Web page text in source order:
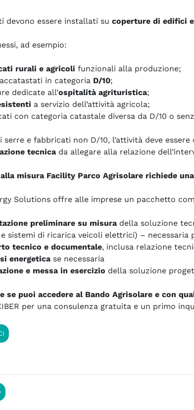
devono essere installati su coperture di edifici
ad esempio:
rurali e agricoli funzionali alla produzione;
in categoria D/10;
dedicate all’ospitalità agrituristica;
a servizio dell’attività agricola;
con categoria catastale diversa da D/10 o
serre e fabbricati non D/10, l’attività deve
tecnica da allegare alla relazione
alla misura Facility Parco Agrisolare richiede
Solutions offre alle imprese un pacchetto
preliminare su misura della soluzione
sistemi di ricarica veicoli elettrici) – necessaria
tecnico e documentale, inclusa relazione
energetica se necessaria
e messa in esercizio della soluzione
se puoi accedere al Bando Agrisolare e con
per una consulenza gratuita e un primo